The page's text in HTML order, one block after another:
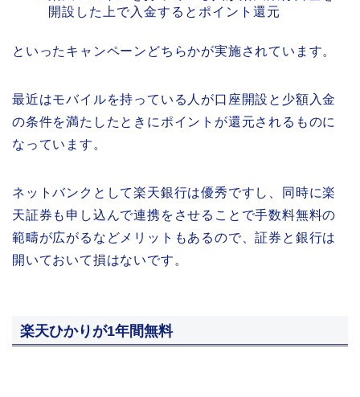
開設した上で入金するとポイント還元
といったキャンペーンどちらかが実施されています。
最近はモバイルを持っている人が口座開設と少額入金
の条件を満たしたときにポイントが還元されるものに
なっています。
ネットバンクとして楽天銀行は優秀ですし、同時に楽
天証券も申し込んで連携をさせることで手数料無料の
範疇が広がるなどメリットもあるので、証券と銀行は
開いておいて損はないです。
楽天ひかりが1年間無料